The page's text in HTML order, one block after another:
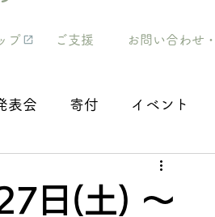
プ ご支援 お問い合わせ
表会 寄付 イベント
日(土) 〜